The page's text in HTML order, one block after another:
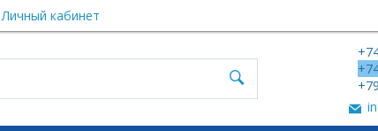
Личный кабинет